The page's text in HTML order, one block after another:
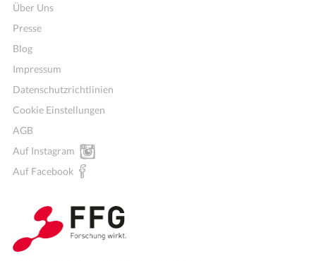
Über Uns
Presse
Blog
Impressum
Datenschutzrichtlinien
Cookie Einstellungen
AGB
Auf Instagram
Auf Facebook